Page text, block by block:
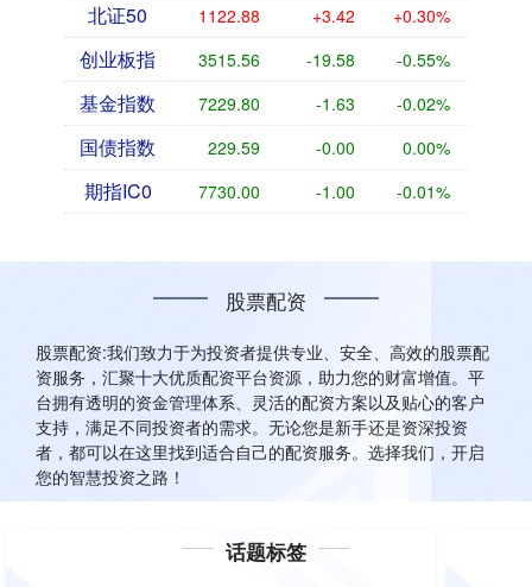
北证50 1122.88 +3.42 +0.30%
创业板指 3515.56 -19.58 -0.55%
基金指数 7229.80 -1.63 -0.02%
国债指数 229.59 -0.00 0.00%
期指IC0 7730.00 -1.00 -0.01%
股票配资
股票配资:我们致力于为投资者提供专业、安全、高效的股票配
资服务，汇聚十大优质配资平台资源，助力您的财富增值。平
台拥有透明的资金管理体系、灵活的配资方案以及贴心的客户
支持，满足不同投资者的需求。无论您是新手还是资深投资
者，都可以在这里找到适合自己的配资服务。选择我们，开启
您的智慧投资之路！
话题标签